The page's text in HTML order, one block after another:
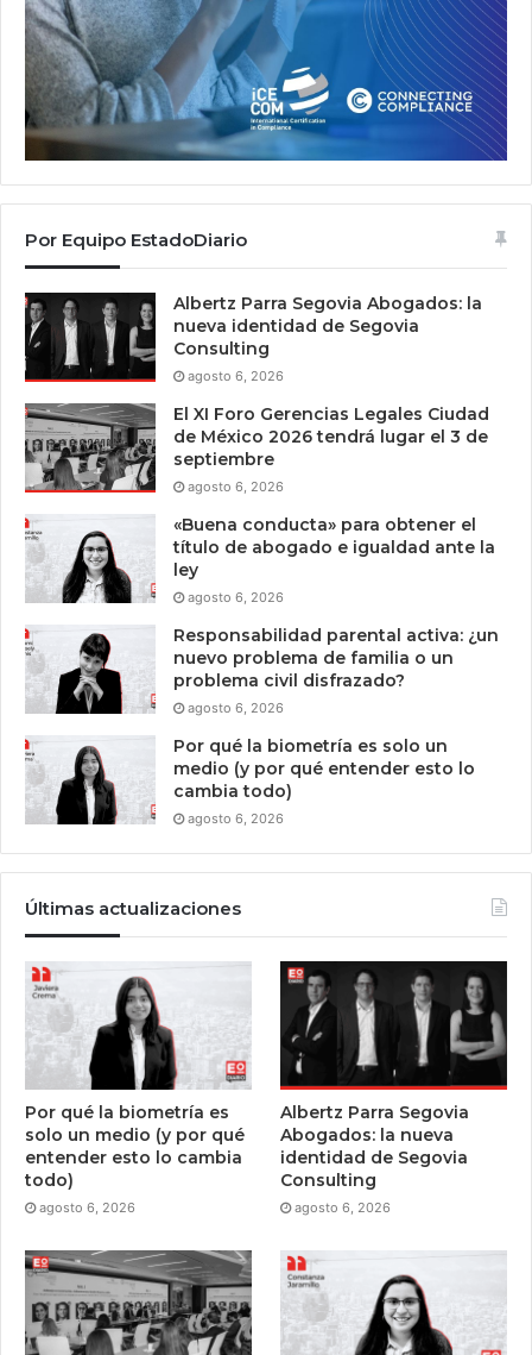
Por Equipo EstadoDiario
Albertz Parra Segovia Abogados: la
nueva identidad de Segovia
Consulting
agosto 6, 2026
El XI Foro Gerencias Legales Ciudad
de México 2026 tendrá lugar el 3 de
septiembre
agosto 6, 2026
«Buena conducta» para obtener el
título de abogado e igualdad ante la
ley
agosto 6, 2026
Responsabilidad parental activa: ¿un
nuevo problema de familia o un
problema civil disfrazado?
agosto 6, 2026
Por qué la biometría es solo un
medio (y por qué entender esto lo
cambia todo)
agosto 6, 2026
Últimas actualizaciones
Por qué la biometría es
solo un medio (y por qué
entender esto lo cambia
todo)
agosto 6, 2026
Albertz Parra Segovia
Abogados: la nueva
identidad de Segovia
Consulting
agosto 6, 2026